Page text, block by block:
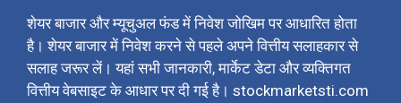
शेयर बाजार और म्यूचुअल फंड में निवेश जोखिम पर आधारित होता
है। शेयर बाजार में निवेश करने से पहले अपने वित्तीय सलाहकार से
सलाह जरूर लें। यहां सभी जानकारी, मार्केट डेटा और व्यक्तिगत
वित्तीय वेबसाइट के आधार पर दी गई है। stockmarketsti.com